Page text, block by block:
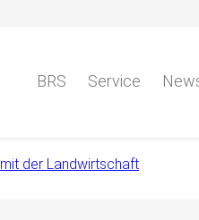
BRS Service
der Landwirtschaft